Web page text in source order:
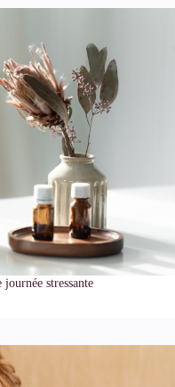
stressante